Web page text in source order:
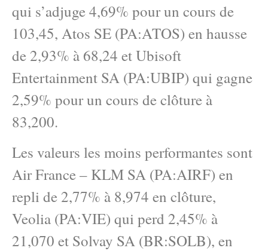
qui s’adjuge 4,69% pour un cours de
103,45, Atos SE (PA:ATOS) en hausse
de 2,93% à 68,24 et Ubisoft
Entertainment SA (PA:UBIP) qui gagne
2,59% pour un cours de clôture à
83,200.
Les valeurs les moins performantes sont
Air France – KLM SA (PA:AIRF) en
repli de 2,77% à 8,974 en clôture,
Veolia (PA:VIE) qui perd 2,45% à
21,070 et Solvay SA (BR:SOLB), en